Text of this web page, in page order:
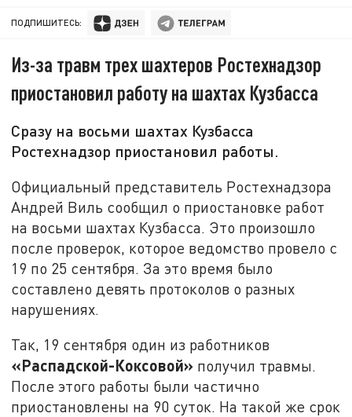
ПОДПИШИТЕСЬ:
Из-за травм трех шахтеров Ростехнадзор
приостановил работу на шахтах Кузбасса
Сразу на восьми шахтах Кузбасса
Ростехнадзор приостановил работы.
Официальный представитель Ростехнадзора
Андрей Виль сообщил о приостановке работ
на восьми шахтах Кузбасса. Это произошло
после проверок, которое ведомство провело с
19 по 25 сентября. За это время было
составлено девять протоколов о разных
нарушениях.
Так, 19 сентября один из работников
«Распадской-Коксовой» получил травмы.
После этого работы были частично
приостановлены на 90 суток. На такой же срок